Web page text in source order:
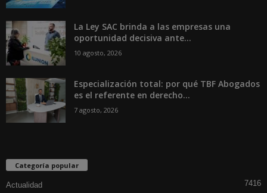
La Ley SAC brinda a las empresas una
oportunidad decisiva ante...
10 agosto, 2026
Especialización total: por qué TBF Abogados
es el referente en derecho...
7 agosto, 2026
Categoría popular
Actualidad 7416